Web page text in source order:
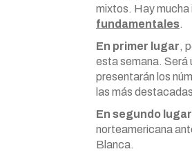
mixtos. Hay mucha
fundamentales.
En primer lugar,
esta semana. Será
presentarán los
las más
En segundo lugar
norteamericana
Blanca.